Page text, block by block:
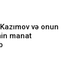
və onun
manat